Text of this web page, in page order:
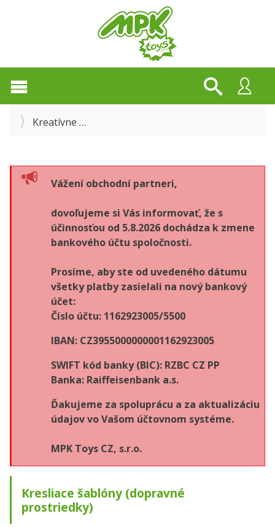
Kreatívne
Vážení obchodní partneri,
dovoľujeme si Vás informovať, že s
účinnosťou od 5.8.2026 dochádza k zmene
bankového účtu spoločnosti.
Prosíme, aby ste od uvedeného dátumu
všetky platby zasielali na nový bankový
účet:
Číslo účtu: 1162923005/5500
IBAN: CZ3955000000001162923005
SWIFT kód banky (BIC): RZBC CZ PP
Banka: Raiffeisenbank a.s.
Ďakujeme za spoluprácu a za aktualizáciu
údajov vo Vašom účtovnom systéme.
MPK Toys CZ, s.r.o.
Kresliace šablóny (dopravné
prostriedky)